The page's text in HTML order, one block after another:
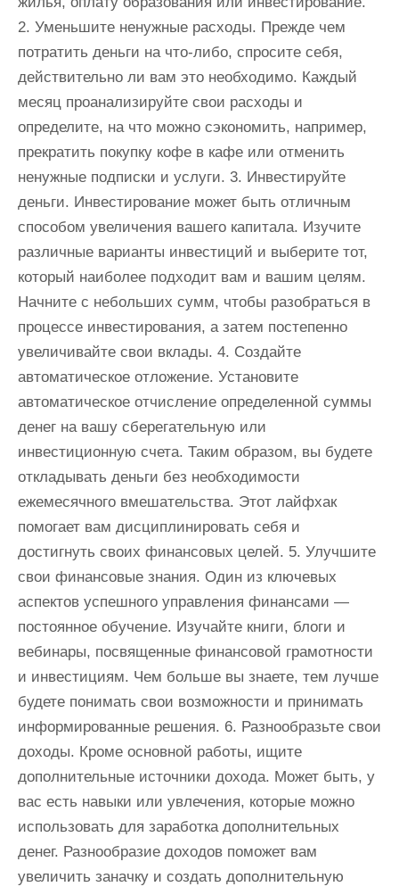
2. Уменьшите ненужные расходы. Прежде чем
потратить деньги на что-либо, спросите себя,
действительно ли вам это необходимо. Каждый
месяц проанализируйте свои расходы и
определите, на что можно сэкономить, например,
прекратить покупку кофе в кафе или отменить
ненужные подписки и услуги. 3. Инвестируйте
деньги. Инвестирование может быть отличным
способом увеличения вашего капитала. Изучите
различные варианты инвестиций и выберите тот,
который наиболее подходит вам и вашим целям.
Начните с небольших сумм, чтобы разобраться в
процессе инвестирования, а затем постепенно
увеличивайте свои вклады. 4. Создайте
автоматическое отложение. Установите
автоматическое отчисление определенной суммы
денег на вашу сберегательную или
инвестиционную счета. Таким образом, вы будете
откладывать деньги без необходимости
ежемесячного вмешательства. Этот лайфхак
помогает вам дисциплинировать себя и
достигнуть своих финансовых целей. 5. Улучшите
свои финансовые знания. Один из ключевых
аспектов успешного управления финансами —
постоянное обучение. Изучайте книги, блоги и
вебинары, посвященные финансовой грамотности
и инвестициям. Чем больше вы знаете, тем лучше
будете понимать свои возможности и принимать
информированные решения. 6. Разнообразьте свои
доходы. Кроме основной работы, ищите
дополнительные источники дохода. Может быть, у
вас есть навыки или увлечения, которые можно
использовать для заработка дополнительных
денег. Разнообразие доходов поможет вам
увеличить заначку и создать дополнительную